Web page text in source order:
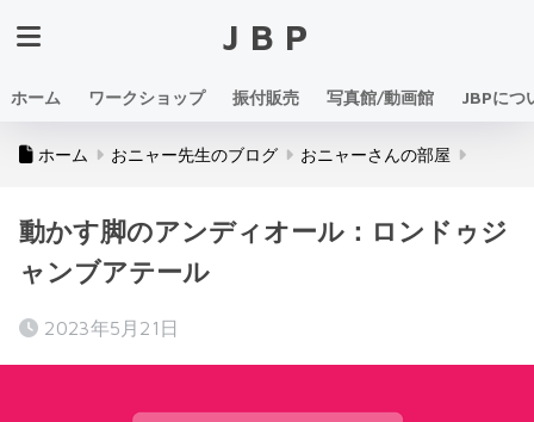
JBP
ホーム ワークショップ 振付販売 写真館/動画館 JBPにつ
ホーム おニャー先生のブログ おニャーさんの部屋
動かす脚のアンディオール：ロンドゥジ
ャンブアテール
2023年5月21日